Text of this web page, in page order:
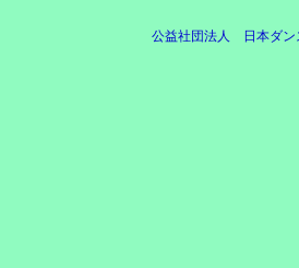
公益社団法人 日本ダ